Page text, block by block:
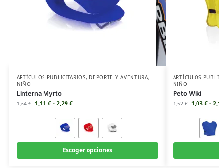
ARTÍCULOS PUBLICITARIOS, DEPORTE Y AVENTURA,
NIÑO
Linterna Myrto
1,64€ 1,11 €-2,29€
Escoger opciones
ARTÍCULOS
NIÑO
Peto Wiki
1,52€ 1,03€-